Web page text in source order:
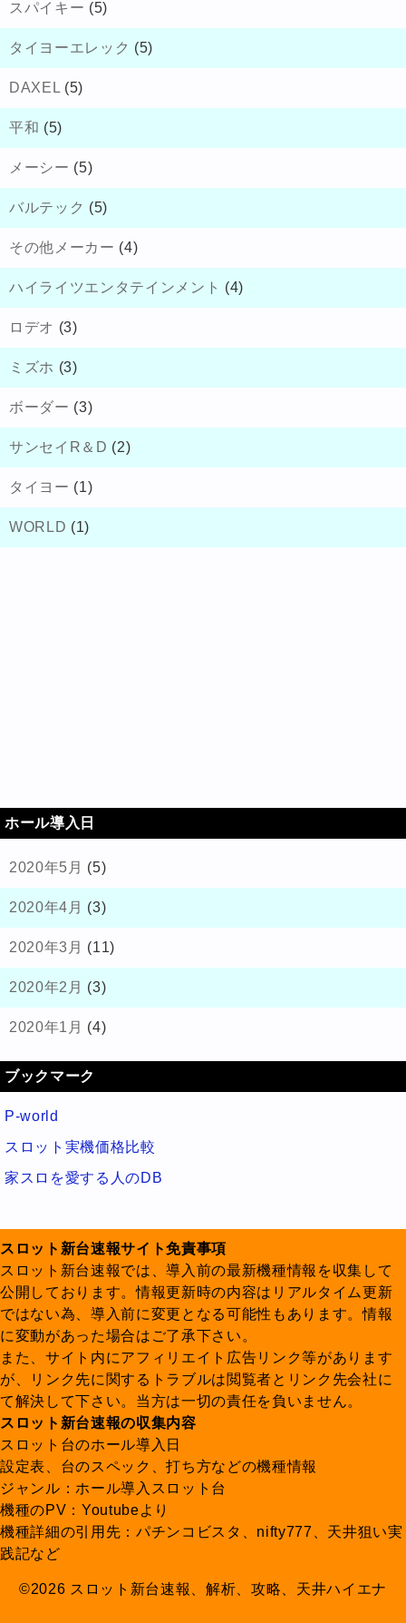
スパイキー (5)
タイヨーエレック (5)
DAXEL (5)
平和 (5)
メーシー (5)
バルテック (5)
その他メーカー (4)
ハイライツエンタテインメント (4)
ロデオ (3)
ミズホ (3)
ボーダー (3)
サンセイR＆D (2)
タイヨー (1)
WORLD (1)
ホール導入日
2020年5月 (5)
2020年4月 (3)
2020年3月 (11)
2020年2月 (3)
2020年1月 (4)
ブックマーク
P-world
スロット実機価格比較
家スロを愛する人のDB
スロット新台速報サイト免責事項
スロット新台速報では、導入前の最新機種情報を収集して
公開しております。情報更新時の内容はリアルタイム更新
ではない為、導入前に変更となる可能性もあります。情報
に変動があった場合はご了承下さい。
また、サイト内にアフィリエイト広告リンク等があります
が、リンク先に関するトラブルは閲覧者とリンク先会社に
て解決して下さい。当方は一切の責任を負いません。
スロット新台速報の収集内容
スロット台のホール導入日
設定表、台のスペック、打ち方などの機種情報
ジャンル：ホール導入スロット台
機種のPV：Youtubeより
機種詳細の引用先：パチンコビスタ、nifty777、天井狙い実
践記など
©2026 スロット新台速報、解析、攻略、天井ハイエナ